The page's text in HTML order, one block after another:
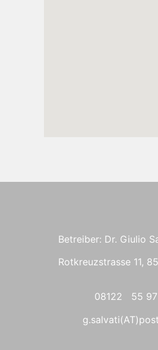
Betreiber: Dr. Giulio
Rotkreuzstrasse 11,
08122 55